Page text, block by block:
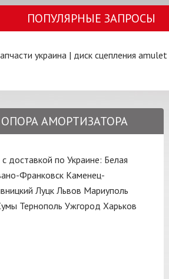
ПОПУЛЯРНЫЕ ЗАПРОСЫ
украина | диск сцепления amulet
ОПОРА АМОРТИЗАТОРА
доставкой по Украине: Белая
Франковск Каменец-
Луцк Львов Мариуполь
Тернополь Ужгород Харьков